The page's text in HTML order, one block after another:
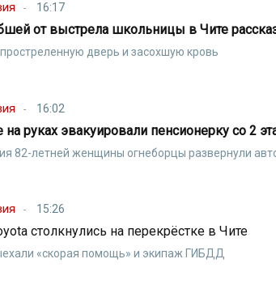
16:17
от выстрела школьницы в Чите
дверь и засохшую кровь
16:02
руках эвакуировали пенсионерку со 2
82-летней женщины огнеборцы развернули
15:26
столкнулись на перекрёстке в Чите
«скорая помощь» и экипаж ГИБДД